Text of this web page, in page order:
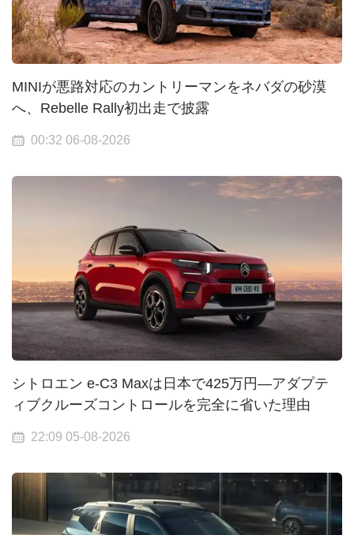
MINIが悪路対応のカントリーマンをネバダの砂漠
へ、Rebelle Rally初出走で披露
00:32 06-08-2026
シトロエン e-C3 Maxは日本で425万円—アダプテ
ィブクルーズコントロールを完全に省いた理由
22:09 05-08-2026